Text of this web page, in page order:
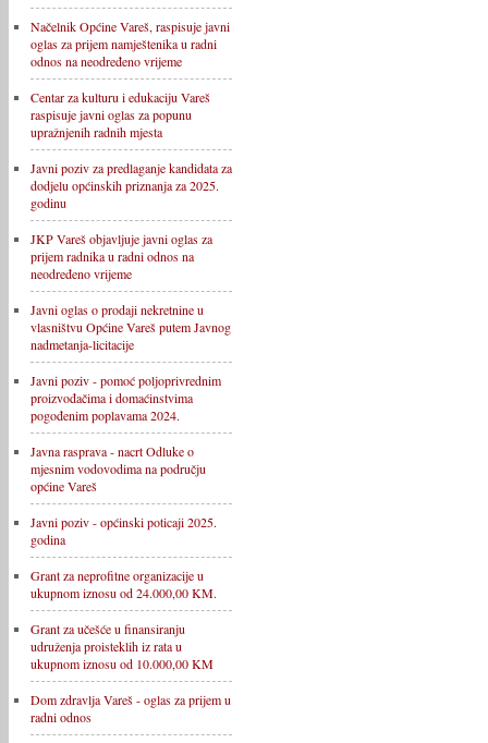
Načelnik Općine Vareš, raspisuje javni
oglas za prijem namještenika u radni
odnos na neodređeno vrijeme
Centar za kulturu i edukaciju Vareš
raspisuje javni oglas za popunu
upražnjenih radnih mjesta
Javni poziv za predlaganje kandidata za
dodjelu općinskih priznanja za 2025.
godinu
JKP Vareš objavljuje javni oglas za
prijem radnika u radni odnos na
neodređeno vrijeme
Javni oglas o prodaji nekretnine u
vlasništvu Općine Vareš putem Javnog
nadmetanja-licitacije
Javni poziv - pomoć poljoprivrednim
proizvođačima i domaćinstvima
pogođenim poplavama 2024.
Javna rasprava - nacrt Odluke o
mjesnim vodovodima na području
općine Vareš
Javni poziv - općinski poticaji 2025.
godina
Grant za neprofitne organizacije u
ukupnom iznosu od 24.000,00 KM.
Grant za učešće u finansiranju
udruženja proisteklih iz rata u
ukupnom iznosu od 10.000,00 KM
Dom zdravlja Vareš - oglas za prijem u
radni odnos